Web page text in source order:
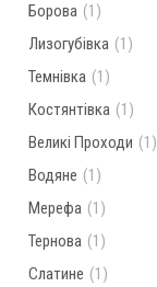
Борова (1)
Лизогубівка (1)
Темнівка (1)
Костянтівка (1)
Великі Проходи (1)
Водяне (1)
Мерефа (1)
Тернова (1)
Слатине (1)